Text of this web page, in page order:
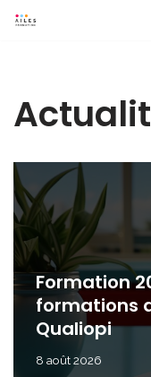
Formation
formations
Qualiopi
8 août 2026